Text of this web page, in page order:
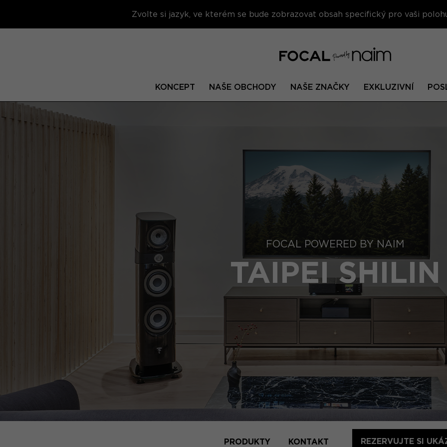
Zvolte si jazyk, ve kterém se bude zobrazovat obsah specifický pro vaši
KONCEPT NAŠE OBCHODY NAŠE ZNAČKY EXKLUZIVNÍ
FOCAL POWERED BY NAIM
TAIPEI SHILIN
PRODUKTY KONTAKT REZERVUJTE SI